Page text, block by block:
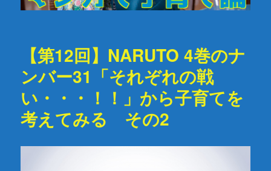
【第12回】NARUTO 4巻のナ
ンバー31「それぞれの戦
い・・・！！」から子育てを
考えてみる その2